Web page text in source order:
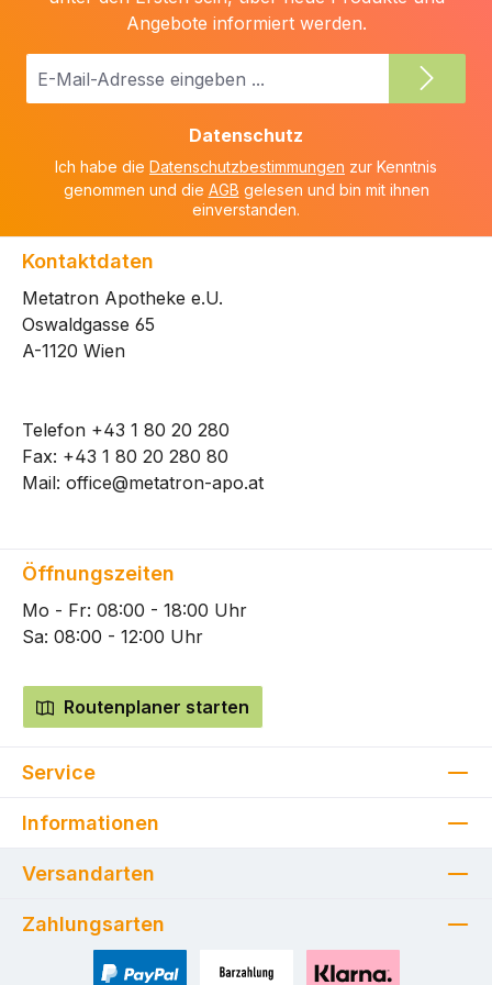
Angebote informiert werden.
Mail-
Datenschutz
Ich habe die Datenschutzbestimmungen zur Kenntnis
genommen und die AGB gelesen und bin mit ihnen
einverstanden.
Kontaktdaten
Metatron Apotheke e.U.
Oswaldgasse 65
A-1120 Wien
Telefon +43 1 80 20 280
Fax: +43 1 80 20 280 80
Mail: office@metatron-apo.at
Öffnungszeiten
Mo - Fr: 08:00 - 18:00 Uhr
Sa: 08:00 - 12:00 Uhr
Routenplaner starten
Service
Informationen
Versandarten
Zahlungsarten